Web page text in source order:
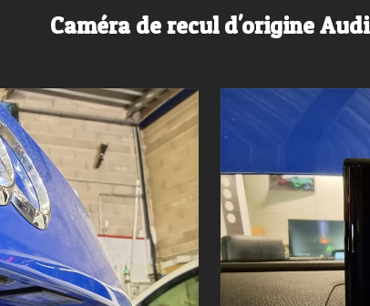
Caméra de recul d'origine Audi